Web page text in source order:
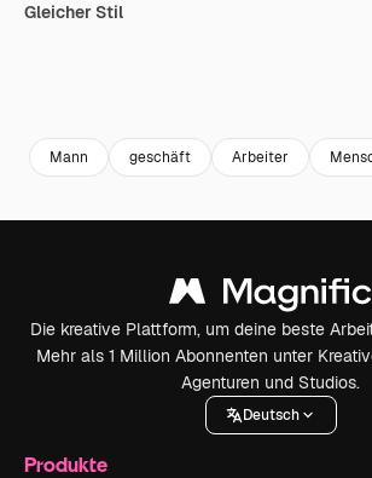
Gleicher Stil
Mann geschäft Arbeiter
Die kreative Plattform, um deine beste
Mehr als 1 Million Abonnenten unter
Agenturen und Studios.
Deutsch
Produkte